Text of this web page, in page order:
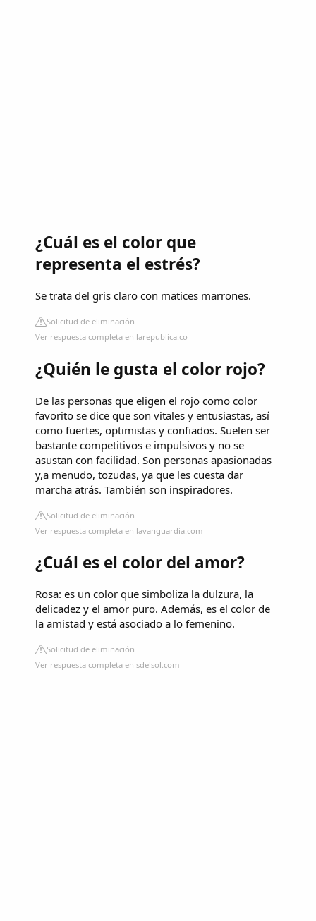
¿Cuál es el color que
representa el estrés?
Se trata del gris claro con matices marrones.
Solicitud de eliminación
Ver respuesta completa en larepublica.co
¿Quién le gusta el color rojo?
De las personas que eligen el rojo como color
favorito se dice que son vitales y entusiastas, así
como fuertes, optimistas y confiados. Suelen ser
bastante competitivos e impulsivos y no se
asustan con facilidad. Son personas apasionadas
y,a menudo, tozudas, ya que les cuesta dar
marcha atrás. También son inspiradores.
Solicitud de eliminación
Ver respuesta completa en lavanguardia.com
¿Cuál es el color del amor?
Rosa: es un color que simboliza la dulzura, la
delicadez y el amor puro. Además, es el color de
la amistad y está asociado a lo femenino.
Solicitud de eliminación
Ver respuesta completa en sdelsol.com